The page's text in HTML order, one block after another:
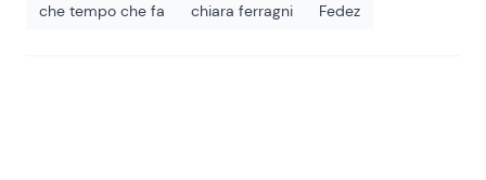
che tempo che fa chiara ferragni Fedez